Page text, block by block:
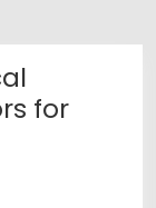
for